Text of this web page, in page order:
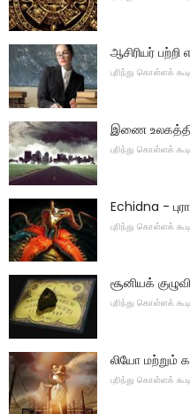
ஆசிரியர்
புரிந்து கொள்ளக்
இணை
புரிந்து கொள்ளக்
Echidna -
புரிந்து கொள்ளக்
சூனியக்
புரிந்து கொள்ளக்
லியோ மற்றும்
புரிந்து கொள்ளக்